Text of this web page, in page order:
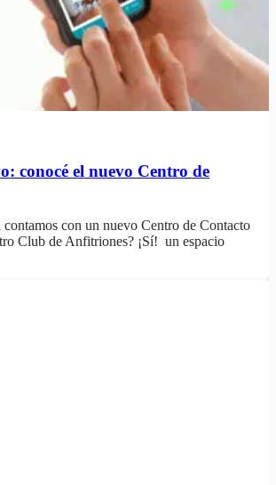
conocé el nuevo Centro de
contamos con un nuevo Centro de Contacto
Club de Anfitriones? ¡Sí! un espacio